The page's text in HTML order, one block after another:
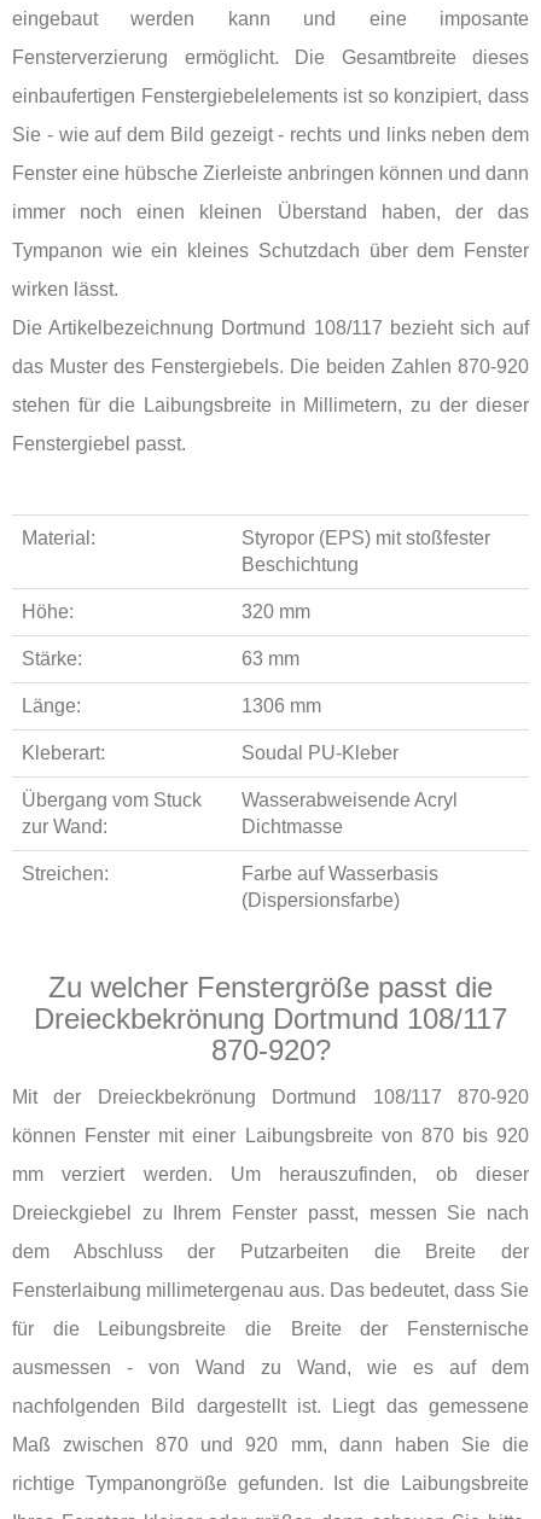
eingebaut werden kann und eine imposante
Fensterverzierung ermöglicht. Die Gesamtbreite dieses
einbaufertigen Fenstergiebelelements ist so konzipiert, dass
Sie - wie auf dem Bild gezeigt - rechts und links neben dem
Fenster eine hübsche Zierleiste anbringen können und dann
immer noch einen kleinen Überstand haben, der das
Tympanon wie ein kleines Schutzdach über dem Fenster
wirken lässt.
Die Artikelbezeichnung Dortmund 108/117 bezieht sich auf
das Muster des Fenstergiebels. Die beiden Zahlen 870-920
stehen für die Laibungsbreite in Millimetern, zu der dieser
Fenstergiebel passt.
Material:
Styropor (EPS) mit stoßfester
Beschichtung
Höhe: 320 mm
Stärke: 63 mm
Länge: 1306 mm
Kleberart: Soudal PU-Kleber
Übergang vom Stuck
zur Wand:
Wasserabweisende Acryl
Dichtmasse
Streichen:
Farbe auf Wasserbasis
(Dispersionsfarbe)
Zu welcher Fenstergröße passt die
Dreieckbekrönung Dortmund 108/117
870-920?
Mit der Dreieckbekrönung Dortmund 108/117 870-920
können Fenster mit einer Laibungsbreite von 870 bis 920
mm verziert werden. Um herauszufinden, ob dieser
Dreieckgiebel zu Ihrem Fenster passt, messen Sie nach
dem Abschluss der Putzarbeiten die Breite der
Fensterlaibung millimetergenau aus. Das bedeutet, dass Sie
für die Leibungsbreite die Breite der Fensternische
ausmessen - von Wand zu Wand, wie es auf dem
nachfolgenden Bild dargestellt ist. Liegt das gemessene
Maß zwischen 870 und 920 mm, dann haben Sie die
richtige Tympanongröße gefunden. Ist die Laibungsbreite